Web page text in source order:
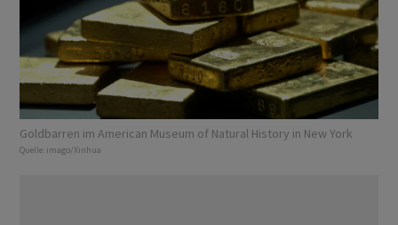
Goldbarren im American Museum of Natural History in New York
Quelle: imago/Xinhua